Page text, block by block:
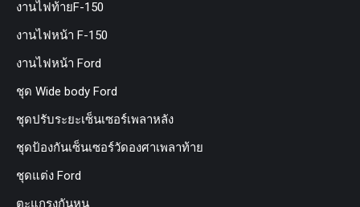
งานไฟท้ายF-150
งานไฟหน้า F-150
งานไฟหน้า Ford
ชุด Wide body Ford
ชุดปรับระยะเซ็นเซอร์เพลาหลัง
ชุดป้องกันเซ็นเซอร์วัดองศาเพลาท้าย
ชุดแต่ง Ford
ตะแกรงกันหนู